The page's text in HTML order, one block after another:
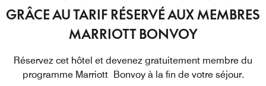
GRÂCE AU TARIF RÉSERVÉ AUX MEMBRES
MARRIOTT BONVOY
Réservez cet hôtel et devenez gratuitement membre du
programme Marriott Bonvoy à la fin de votre séjour.